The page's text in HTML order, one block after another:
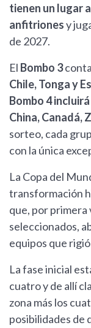
tienen un lugar
anfitrionesy
de 2027.
El Bombo 3
Chile, Tonga y
Bombo 4
China, Canadá,
sorteo, cada
con la única
La Copa del
transformación
que, por
seleccionados,
equipos que
La fase inicial
cuatro y de allí
zona más los
posibilidades de